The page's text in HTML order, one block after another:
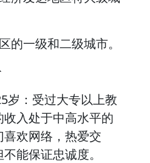
的一级和二级城市。
岁：受过大专以上教
入处于中高水平的
欢网络，热爱交
能保证忠诚度。